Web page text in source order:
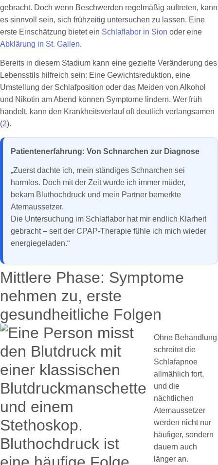
gebracht. Doch wenn Beschwerden regelmäßig auftreten, kann
es sinnvoll sein, sich frühzeitig untersuchen zu lassen. Eine
erste Einschätzung bietet ein Schlaflabor in Sion oder eine
Abklärung in St. Gallen.
Bereits in diesem Stadium kann eine gezielte Veränderung des
Lebensstils hilfreich sein: Eine Gewichtsreduktion, eine
Umstellung der Schlafposition oder das Meiden von Alkohol
und Nikotin am Abend können Symptome lindern. Wer früh
handelt, kann den Krankheitsverlauf oft deutlich verlangsamen
(2).
Patientenerfahrung: Von Schnarchen zur Diagnose
„Zuerst dachte ich, mein ständiges Schnarchen sei
harmlos. Doch mit der Zeit wurde ich immer müder,
bekam Bluthochdruck und mein Partner bemerkte
Atemaussetzer.
Die Untersuchung im Schlaflabor hat mir endlich Klarheit
gebracht – seit der CPAP-Therapie fühle ich mich wieder
energiegeladen.“
Mittlere Phase: Symptome
nehmen zu, erste
gesundheitliche Folgen
Ohne Behandlung
schreitet die
Schlafapnoe
allmählich fort,
und die
nächtlichen
Atemaussetzer
werden nicht nur
häufiger, sondern
dauern auch
länger an.